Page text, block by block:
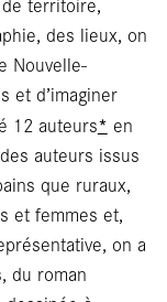
des lieux, on
Nouvelle-
et d’imaginer
12 auteurs* en
auteurs issus
que ruraux,
et femmes et,
on a
du roman